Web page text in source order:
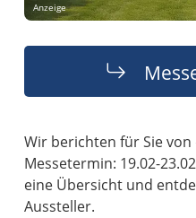
Anzeige
Wir berichten für Sie
Messetermin: 19.02-
eine Übersicht und
Aussteller.